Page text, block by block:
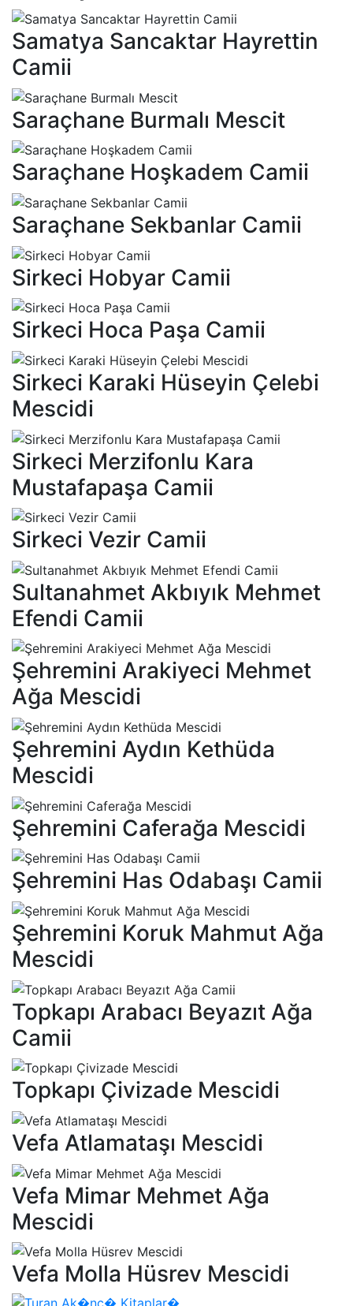
Samatya Sancaktar Hayrettin
Camii
Saraçhane Burmalı Mescit
Saraçhane Hoşkadem Camii
Saraçhane Sekbanlar Camii
Sirkeci Hobyar Camii
Sirkeci Hoca Paşa Camii
Sirkeci Karaki Hüseyin Çelebi
Mescidi
Sirkeci Merzifonlu Kara
Mustafapaşa Camii
Sirkeci Vezir Camii
Sultanahmet Akbıyık Mehmet
Efendi Camii
Şehremini Arakiyeci Mehmet
Ağa Mescidi
Şehremini Aydın Kethüda
Mescidi
Şehremini Caferağa Mescidi
Şehremini Has Odabaşı Camii
Şehremini Koruk Mahmut Ağa
Mescidi
Topkapı Arabacı Beyazıt Ağa
Camii
Topkapı Çivizade Mescidi
Vefa Atlamataşı Mescidi
Vefa Mimar Mehmet Ağa
Mescidi
Vefa Molla Hüsrev Mescidi